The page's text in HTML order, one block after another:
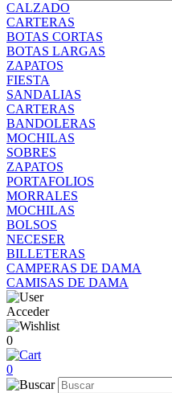
CALZADO
CARTERAS
BOTAS CORTAS
BOTAS LARGAS
ZAPATOS
FIESTA
SANDALIAS
CARTERAS
BANDOLERAS
MOCHILAS
SOBRES
ZAPATOS
PORTAFOLIOS
MORRALES
MOCHILAS
BOLSOS
NECESER
BILLETERAS
CAMPERAS DE DAMA
CAMISAS DE DAMA
Acceder
0
0